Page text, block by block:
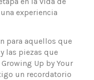
experiencia
para aquellos que
las piezas que
Up by Your
un recordatorio